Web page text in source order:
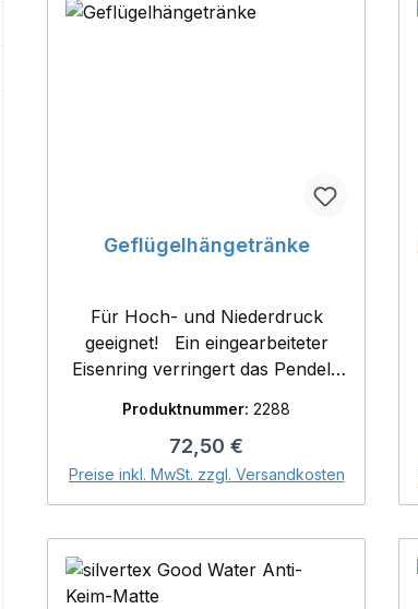
Geflügelhängetränke
Für Hoch- und Niederdruck
geeignet! Ein eingearbeiteter
Eisenring verringert das Pendeln
Kunststoff- Anschluss für 1/2"
Schlauch- Umfang: 117 cm
Produktnummer:2288
Regulärer Preis:
72,50 €
Preise inkl. MwSt. zzgl. Versandkosten
In den Warenkorb